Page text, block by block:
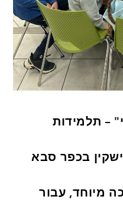
– תלמידות
בכפר סבא
מיוחד, עבור